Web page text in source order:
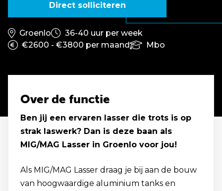
Direct solliciteren
Groenlo
36-40 uur per week
€2600 - €3800 per maand
Mbo
Over de functie
Ben jij een ervaren lasser die trots is op
strak laswerk? Dan is deze baan als
MIG/MAG Lasser in Groenlo voor jou!
Als MIG/MAG Lasser draag je bij aan de bouw
van hoogwaardige aluminium tanks en